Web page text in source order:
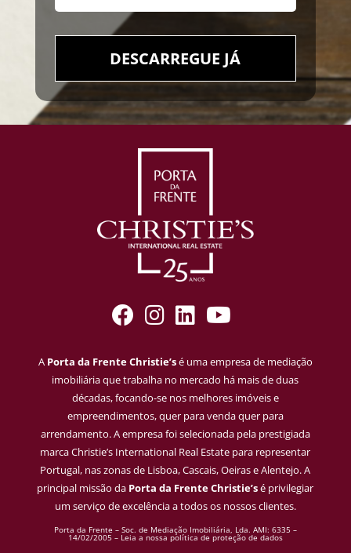
DESCARREGUE JÁ
A Porta da Frente Christie’sé uma empresa de mediação
imobiliária que trabalha no mercado há mais de duas
décadas, focando-se nos melhores imóveis e
empreendimentos, quer para venda quer para
arrendamento. A empresa foi selecionada pela prestigiada
marca Christie’s International Real Estate para representar
Portugal, nas zonas de Lisboa, Cascais, Oeiras e Alentejo. A
principal missão da Porta da Frente Christie’sé privilegiar
um serviço de excelência a todos os nossos clientes.
Porta da Frente – Soc. de Mediação Imobiliária, Lda. AMI: 6335 –
14/02/2005 – Leia a nossa política de proteção de dados